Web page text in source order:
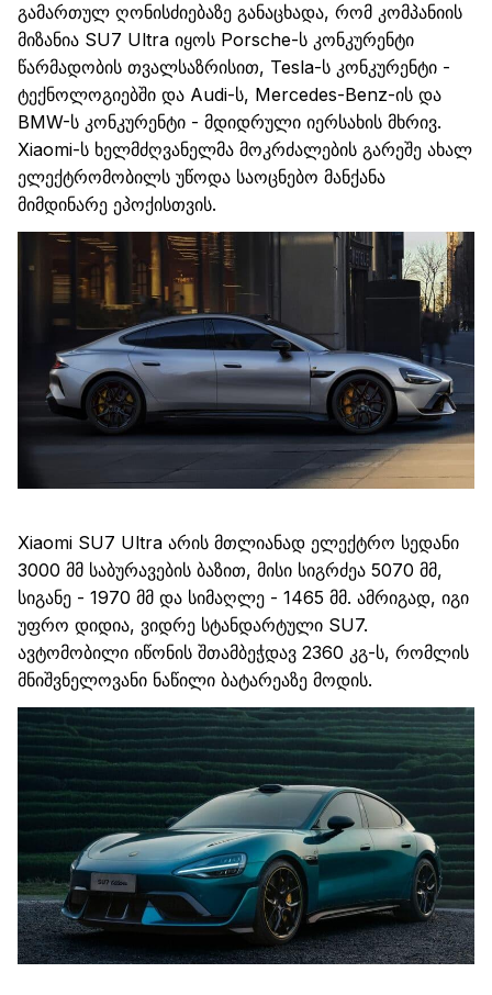
გამართულ ღონისძიებაზე განაცხადა, რომ კომპანიის
მიზანია SU7 Ultra იყოს Porsche-ს კონკურენტი
წარმადობის თვალსაზრისით, Tesla-ს კონკურენტი -
ტექნოლოგიებში და Audi-ს, Mercedes-Benz-ის და
BMW-ს კონკურენტი - მდიდრული იერსახის მხრივ.
Xiaomi-ს ხელმძღვანელმა მოკრძალების გარეშე ახალ
ელექტრომობილს უწოდა საოცნებო მანქანა
მიმდინარე ეპოქისთვის.
Xiaomi SU7 Ultra არის მთლიანად ელექტრო სედანი
3000 მმ საბურავების ბაზით, მისი სიგრძეა 5070 მმ,
სიგანე - 1970 მმ და სიმაღლე - 1465 მმ. ამრიგად, იგი
უფრო დიდია, ვიდრე სტანდარტული SU7.
ავტომობილი იწონის შთამბეჭდავ 2360 კგ-ს, რომლის
მნიშვნელოვანი ნაწილი ბატარეაზე მოდის.